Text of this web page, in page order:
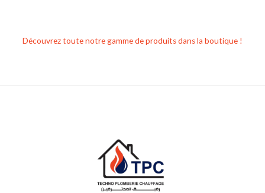
Découvrez toute notre gamme de produits dans la boutique !